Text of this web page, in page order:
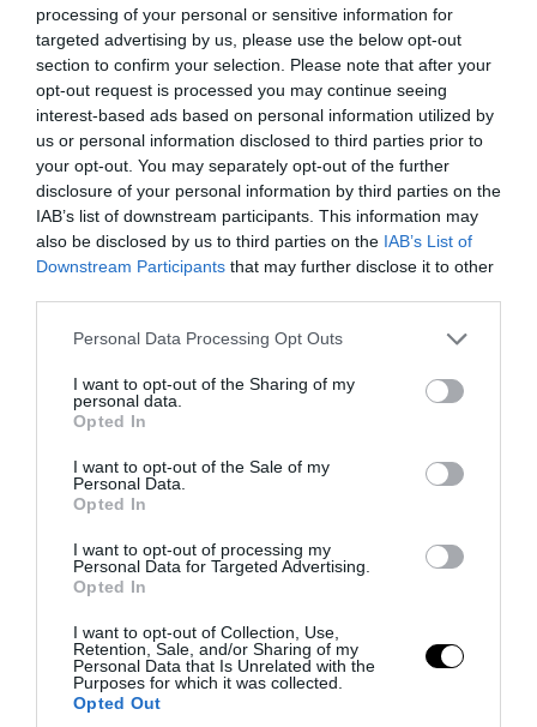
processing of your personal or sensitive information for
targeted advertising by us, please use the below opt-out
section to confirm your selection. Please note that after your
opt-out request is processed you may continue seeing
interest-based ads based on personal information utilized by
us or personal information disclosed to third parties prior to
your opt-out. You may separately opt-out of the further
disclosure of your personal information by third parties on the
IAB’s list of downstream participants. This information may
also be disclosed by us to third parties on the IAB’s List of
Downstream Participants that may further disclose it to other
Please note that this website/app uses one or more Google
not limited to your visit or usage behaviour. You may click to
grant or deny consent to Google and its third-party tags to
use your data for below specified purposes in below Google
consent section.
Personal Data Processing Opt Outs
I want to opt-out of the Sharing of my
personal data.
Opted In
I want to opt-out of the Sale of my
Personal Data.
Opted In
I want to opt-out of processing my
Personal Data for Targeted Advertising.
Opted In
I want to opt-out of Collection, Use,
Retention, Sale, and/or Sharing of my
Personal Data that Is Unrelated with the
Purposes for which it was collected.
Opted Out
06.08.2026 | 12:00
Μην τις αμελήσεις: Αυτές είναι οι δύο
σου πριν φύγεις διακοπές